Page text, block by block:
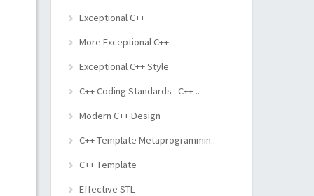
Exceptional C++
More Exceptional C++
Exceptional C++ Style
C++ Coding Standards : C++ ..
Modern C++ Design
C++ Template Metaprogrammin..
C++ Template
Effective STL